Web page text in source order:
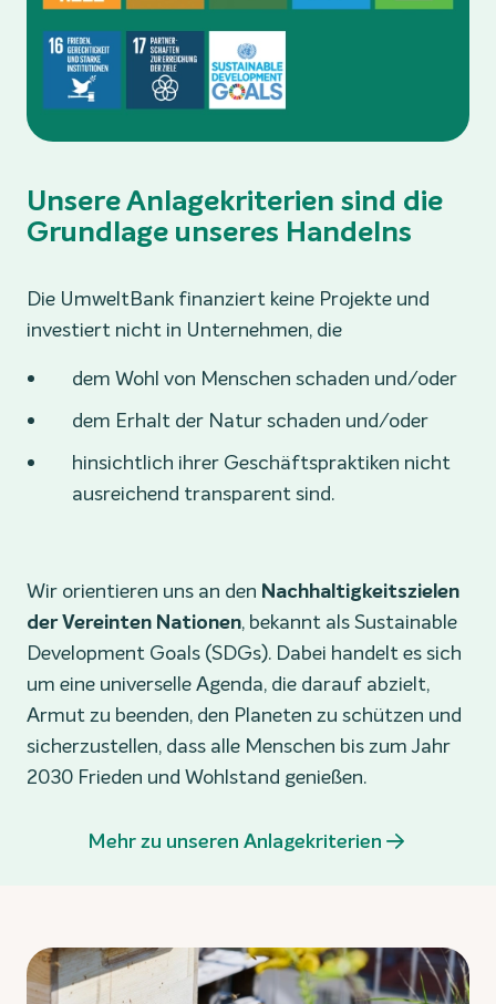
Unsere Anlagekriterien sind die
Grundlage unseres Handelns
Die UmweltBank finanziert keine Projekte und
investiert nicht in Unternehmen, die
dem Wohl von Menschen schaden und/oder
dem Erhalt der Natur schaden und/oder
hinsichtlich ihrer Geschäftspraktiken nicht
ausreichend transparent sind.
Wir orientieren uns an den Nachhaltigkeitszielen
der Vereinten Nationen, bekannt als Sustainable
Development Goals (SDGs). Dabei handelt es sich
um eine universelle Agenda, die darauf abzielt,
Armut zu beenden, den Planeten zu schützen und
sicherzustellen, dass alle Menschen bis zum Jahr
2030 Frieden und Wohlstand genießen.
Mehr zu unseren Anlagekriterien